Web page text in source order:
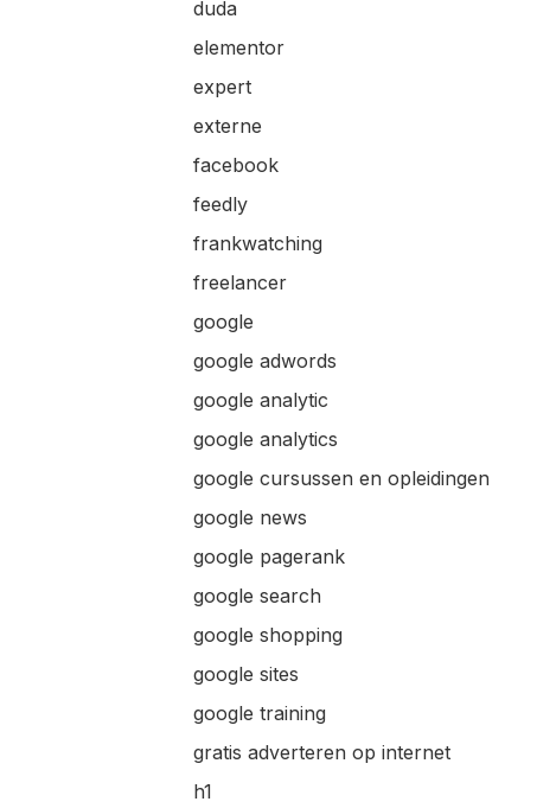
duda
elementor
expert
externe
facebook
feedly
frankwatching
freelancer
google
google adwords
google analytic
google analytics
google cursussen en opleidingen
google news
google pagerank
google search
google shopping
google sites
google training
gratis adverteren op internet
h1